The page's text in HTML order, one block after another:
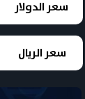
سعر الدولار
سعر الريال